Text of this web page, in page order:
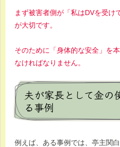
まず被害者側が「私はDVを受け
が大切です。
そのために「身体的な安全」を
なければなりません。
夫が家長として金の
る事例
例えば、ある事例では、亭主関